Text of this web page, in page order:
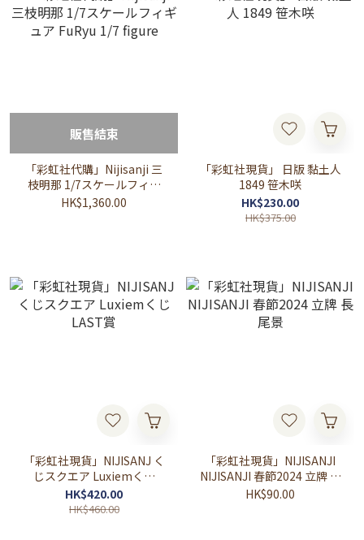
販售結束
「彩虹社代購」Nijisanji 三
枝明那 1/7スケールフィギ
ュア FuRyu 1/7 figure
HK$1,360.00
「彩虹社現貨」 日版 黏土人
1849 笹木咲
HK$230.00
HK$375.00
「彩虹社現貨」NIJISANJ く
じスクエア Luxiemくじ
LAST賞
HK$420.00
HK$460.00
「彩虹社現貨」NIJISANJI
NIJISANJI 春節2024 立牌 長
尾景
HK$90.00